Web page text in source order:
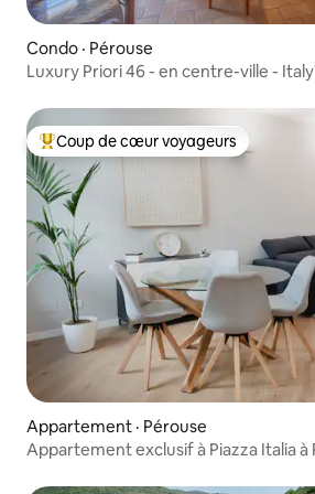
Condo · Pérouse
Luxury Priori 46 - en centre-ville -
Coup de cœur voyageurs parmi les
Coup de cœur voyageurs
Appartement · Pérouse
Appartement exclusif à Piazza Italia à